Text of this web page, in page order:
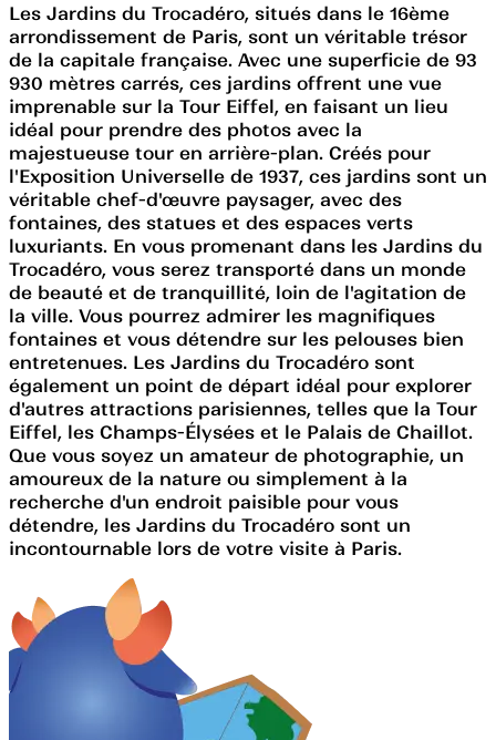
Les Jardins du Trocadéro, situés dans le 16ème
arrondissement de Paris, sont un véritable trésor
de la capitale française. Avec une superficie de 93
930 mètres carrés, ces jardins offrent une vue
imprenable sur la Tour Eiffel, en faisant un lieu
idéal pour prendre des photos avec la
majestueuse tour en arrière-plan. Créés pour
l'Exposition Universelle de 1937, ces jardins sont un
véritable chef-d'œuvre paysager, avec des
fontaines, des statues et des espaces verts
luxuriants. En vous promenant dans les Jardins du
Trocadéro, vous serez transporté dans un monde
de beauté et de tranquillité, loin de l'agitation de
la ville. Vous pourrez admirer les magnifiques
fontaines et vous détendre sur les pelouses bien
entretenues. Les Jardins du Trocadéro sont
également un point de départ idéal pour explorer
d'autres attractions parisiennes, telles que la Tour
Eiffel, les Champs-Élysées et le Palais de Chaillot.
Que vous soyez un amateur de photographie, un
amoureux de la nature ou simplement à la
recherche d'un endroit paisible pour vous
détendre, les Jardins du Trocadéro sont un
incontournable lors de votre visite à Paris.